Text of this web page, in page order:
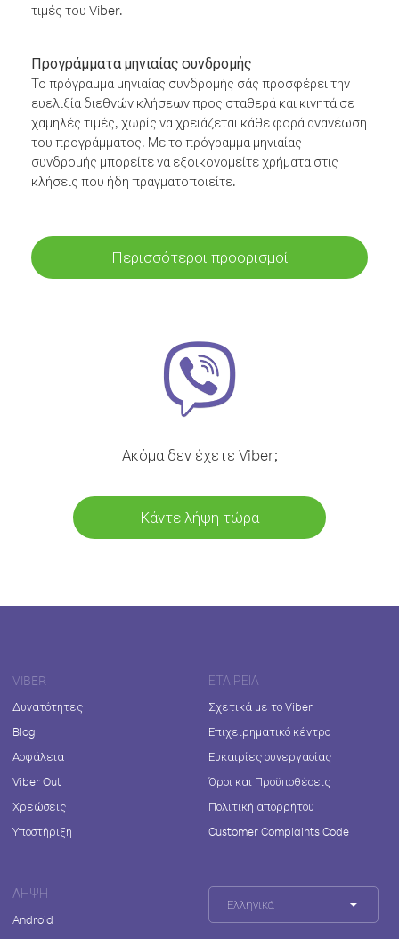
τιμές του Viber.
Προγράμματα μηνιαίας συνδρομής
Το πρόγραμμα μηνιαίας συνδρομής σάς προσφέρει την
ευελιξία διεθνών κλήσεων προς σταθερά και κινητά σε
χαμηλές τιμές, χωρίς να χρειάζεται κάθε φορά ανανέωση
του προγράμματος. Με το πρόγραμμα μηνιαίας
συνδρομής μπορείτε να εξοικονομείτε χρήματα στις
κλήσεις που ήδη πραγματοποιείτε.
Περισσότεροι προορισμοί
Ακόμα δεν έχετε Viber;
Κάντε λήψη τώρα
VIBER
Δυνατότητες
Blog
Ασφάλεια
Viber Out
Χρεώσεις
Υποστήριξη
ΕΤΑΙΡΕΊΑ
Σχετικά με το Viber
Επιχειρηματικό κέντρο
Ευκαιρίες συνεργασίας
Όροι και Προϋποθέσεις
Πολιτική απορρήτου
Customer Complaints Code
ΛΉΨΗ
Android
Ελληνικά